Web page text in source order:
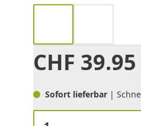
CHF 39.95
Sofort lieferbar |